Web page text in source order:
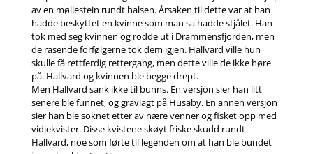
av en møllestein rundt halsen. Årsaken til dette var at han
hadde beskyttet en kvinne som man sa hadde stjålet. Han
tok med seg kvinnen og rodde ut i Drammensfjorden, men
de rasende forfølgerne tok dem igjen. Hallvard ville hun
skulle få rettferdig rettergang, men dette ville de ikke høre
på. Hallvard og kvinnen ble begge drept.
Men Hallvard sank ikke til bunns. En versjon sier han litt
senere ble funnet, og gravlagt på Husaby. En annen versjon
sier han ble soknet etter av nære venner og fisket opp med
vidjekvister. Disse kvistene skøyt friske skudd rundt
Hallvard, noe som førte til legenden om at han ble bundet